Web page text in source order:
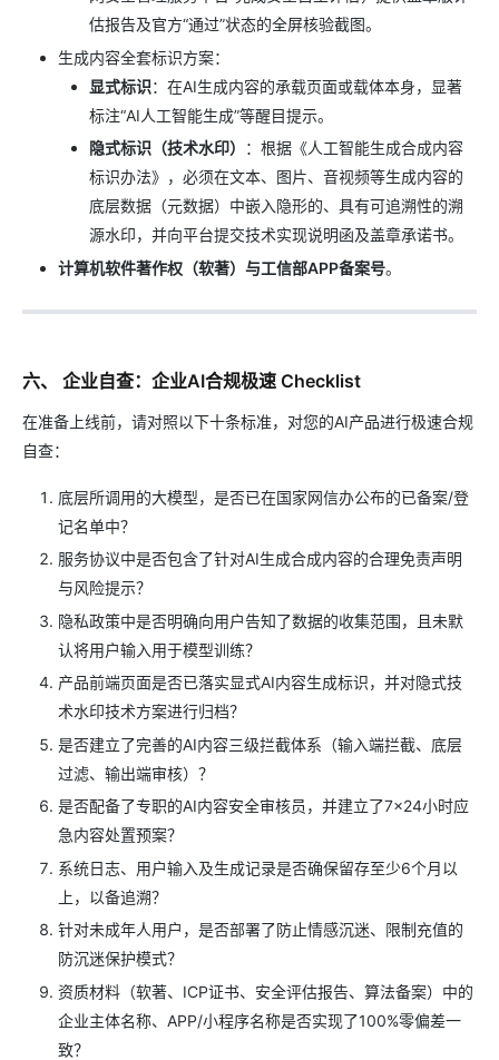
估报告及官方“通过”状态的全屏核验截图。
生成内容全套标识方案：
显式标识：在AI生成内容的承载页面或载体本身，显著
标注“AI人工智能生成”等醒目提示。
隐式标识（技术水印）
：根据《人工智能生成合成内容
标识办法》，必须在文本、图片、音视频等生成内容的
底层数据（元数据）中嵌入隐形的、具有可追溯性的溯
源水印，并向平台提交技术实现说明函及盖章承诺书。
计算机软件著作权（软著）与工信部APP备案号。
六、 企业自查：企业AI合规极速 Checklist
在准备上线前，请对照以下十条标准，对您的AI产品进行极速合规
自查：
底层所调用的大模型，是否已在国家网信办公布的已备案/登
记名单中？
服务协议中是否包含了针对AI生成合成内容的合理免责声明
与风险提示？
隐私政策中是否明确向用户告知了数据的收集范围，且未默
认将用户输入用于模型训练？
产品前端页面是否已落实显式AI内容生成标识，并对隐式技
术水印技术方案进行归档？
是否建立了完善的AI内容三级拦截体系（输入端拦截、底层
过滤、输出端审核）？
是否配备了专职的AI内容安全审核员，并建立了7×24小时应
急内容处置预案？
系统日志、用户输入及生成记录是否确保留存至少6个月以
上，以备追溯？
针对未成年人用户，是否部署了防止情感沉迷、限制充值的
防沉迷保护模式？
资质材料（软著、ICP证书、安全评估报告、算法备案）中的
企业主体名称、APP/小程序名称是否实现了100%零偏差一
致？